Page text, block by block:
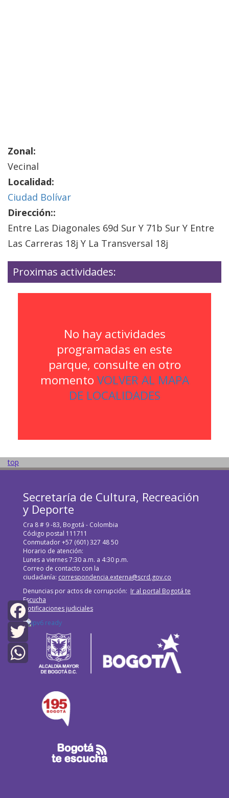
Zonal:
Vecinal
Localidad:
Ciudad Bolívar
Dirección::
Entre Las Diagonales 69d Sur Y 71b Sur Y Entre
Las Carreras 18j Y La Transversal 18j
Proximas actividades:
No hay actividades
programadas en este
parque, consulte en otro
momento VOLVER AL MAPA
DE LOCALIDADES
Facebook
Twitter
WhatsApp
top
Secretaría de Cultura, Recreación
y Deporte
Cra 8 # 9 -83, Bogotá - Colombia
Código postal 111711
Conmutador +57 (601) 327 48 50
Horario de atención:
Lunes a viernes 7:30 a.m. a 4:30 p.m.
Correo de contacto con la
ciudadanía: correspondencia.externa@scrd.gov.co
Denuncias por actos de corrupción: Ir al portal Bogotá te
Escucha
Notificaciones judiciales